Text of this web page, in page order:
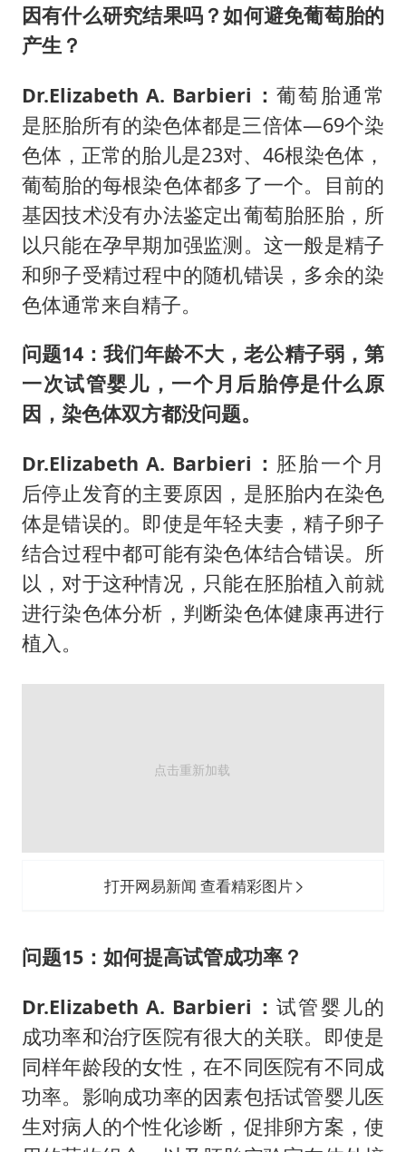
因有什么研究结果吗？如何避免葡萄胎的
产生？
Dr.Elizabeth A. Barbieri： 葡萄胎通常
是胚胎所有的染色体都是三倍体—69个染
色体，正常的胎儿是23对、46根染色体，
葡萄胎的每根染色体都多了一个。目前的
基因技术没有办法鉴定出葡萄胎胚胎，所
以只能在孕早期加强监测。这一般是精子
和卵子受精过程中的随机错误，多余的染
色体通常来自精子。
问题14：我们年龄不大，老公精子弱，第
一次试管婴儿，一个月后胎停是什么原
因，染色体双方都没问题。
Dr.Elizabeth A. Barbieri： 胚胎一个月
后停止发育的主要原因，是胚胎内在染色
体是错误的。即使是年轻夫妻，精子卵子
结合过程中都可能有染色体结合错误。所
以，对于这种情况，只能在胚胎植入前就
进行染色体分析，判断染色体健康再进行
植入。
打开网易新闻 查看精彩图片
问题15：如何提高试管成功率？
Dr.Elizabeth A. Barbieri： 试管婴儿的
成功率和治疗医院有很大的关联。即使是
同样年龄段的女性，在不同医院有不同成
功率。影响成功率的因素包括试管婴儿医
生对病人的个性化诊断，促排卵方案，使